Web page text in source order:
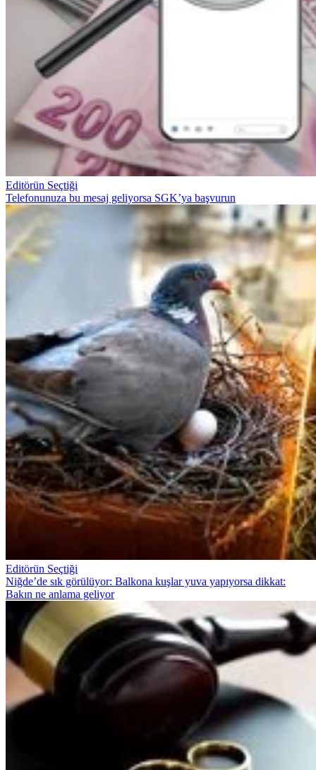
Editörün Seçtiği
Telefonunuza bu mesaj geliyorsa SGK’ya başvurun
Editörün Seçtiği
Niğde’de sık görülüyor: Balkona kuşlar yuva yapıyorsa dikkat:
Bakın ne anlama geliyor